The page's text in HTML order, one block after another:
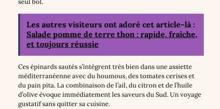
seul bol.
Les autres visiteurs ont adoré cet article-là :
Salade pomme de terre thon : rapide, fraîche,
et toujours réussie
Ces épinards sautés s’intègrent très bien dans une assiette
méditerranéenne avec du houmous, des tomates cerises et
du pain pita. La combinaison de l’ail, du citron et de l’huile
d’olive évoque immédiatement les saveurs du Sud. Un voyage
gustatif sans quitter sa cuisine.